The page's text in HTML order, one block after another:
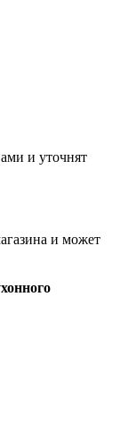
и уточнят
и может